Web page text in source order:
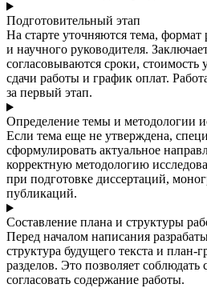
Подготовительный этап
На старте уточняются тема,
и научного руководителя.
согласовываются сроки,
сдачи работы и график оплат.
за первый этап.
Определение темы и методологии
Если тема еще не утверждена,
сформулировать актуальное
корректную методологию
при подготовке диссертаций,
публикаций.
Составление плана и структуры
Перед началом написания
структура будущего текста и план-
разделов. Это позволяет соблюдать
согласовать содержание работы.